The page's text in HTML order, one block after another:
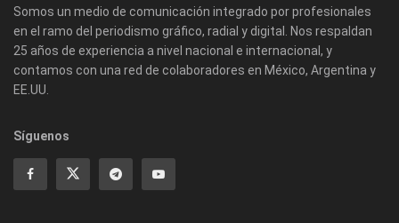
Somos un medio de comunicación integrado por profesionales
en el ramo del periodismo gráfico, radial y digital. Nos respaldan
25 años de experiencia a nivel nacional e internacional, y
contamos con una red de colaboradores en México, Argentina y
EE.UU.
Síguenos